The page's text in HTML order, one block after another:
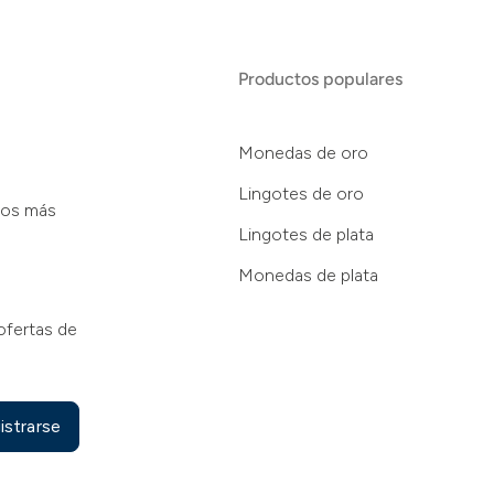
más
de
Productos populares
Monedas de oro
Lingotes de oro
Lingotes de plata
Monedas de plata